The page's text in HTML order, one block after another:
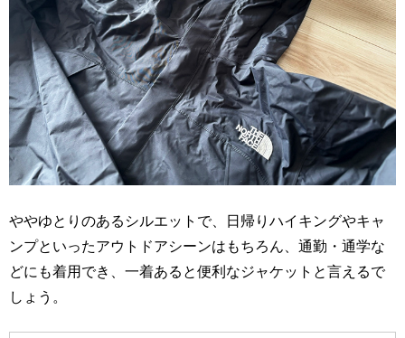
ややゆとりのあるシルエットで、日帰りハイキングやキャ
ンプといったアウトドアシーンはもちろん、通勤・通学な
どにも着用でき、一着あると便利なジャケットと言えるで
しょう。